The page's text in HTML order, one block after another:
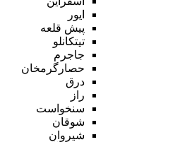
ایور
پیش قلعه
تیتکانلو
جاجرم
حصارگرمخان
درق
راز
سنخواست
شوقان
شیروان